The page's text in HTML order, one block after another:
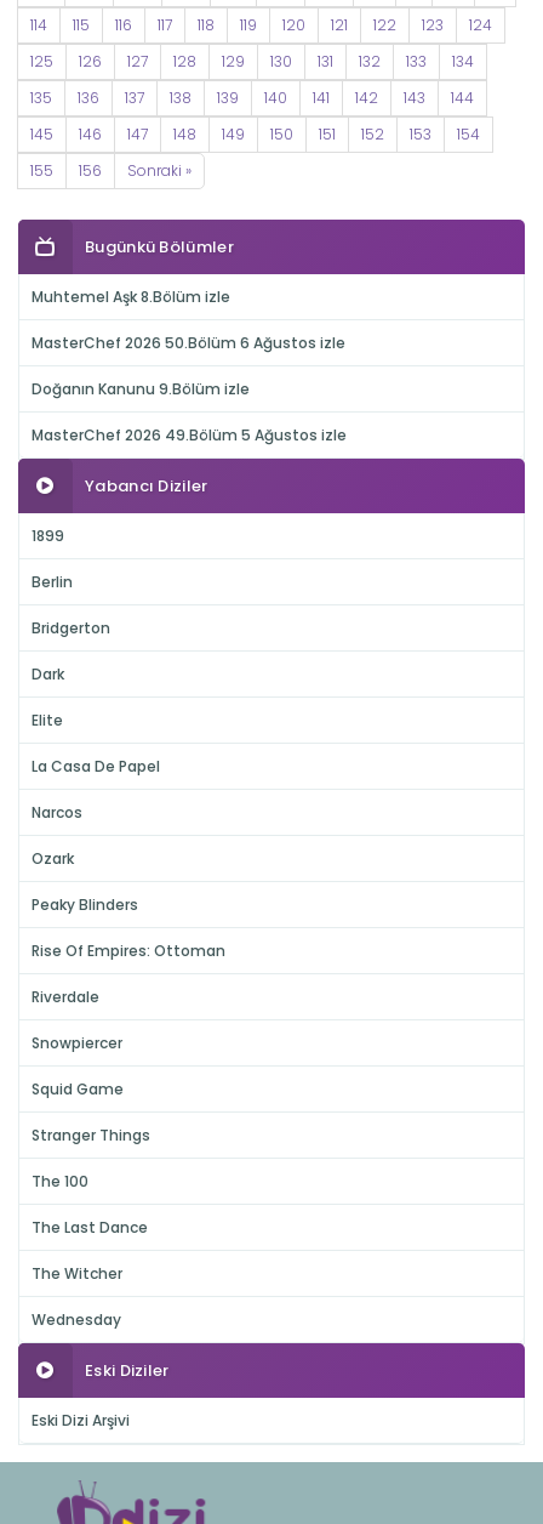
114
115 116 117 118 119 120 121 122 123
124
125
126 127 128 129 130 131 132 133
134
135
136 137 138 139 140 141 142 143
144
145
146 147 148 149 150 151 152 153
154
155
156 Sonraki »
Bugünkü Bölümler
Muhtemel Aşk 8.Bölüm izle
MasterChef 2026 50.Bölüm 6 Ağustos izle
Doğanın Kanunu 9.Bölüm izle
MasterChef 2026 49.Bölüm 5 Ağustos izle
Yabancı Diziler
1899
Berlin
Bridgerton
Dark
Elite
La Casa De Papel
Narcos
Ozark
Peaky Blinders
Rise Of Empires: Ottoman
Riverdale
Snowpiercer
Squid Game
Stranger Things
The 100
The Last Dance
The Witcher
Wednesday
Eski Diziler
Eski Dizi Arşivi